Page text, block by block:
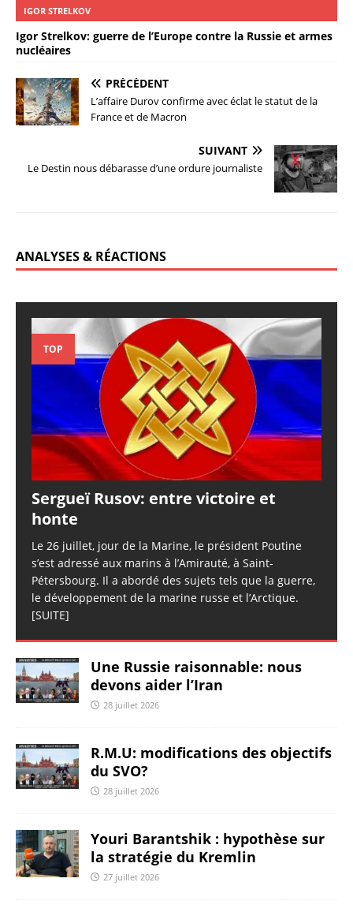
IGOR STRELKOV
Igor Strelkov: guerre de l’Europe contre la Russie et armes
nucléaires
PRÉCÉDENT
L’affaire Durov confirme avec éclat le statut de la
France et de Macron
SUIVANT
Le Destin nous débarasse d’une ordure journaliste
ANALYSES & RÉACTIONS
TOP
Sergueï Rusov: entre victoire et
honte
Le 26 juillet, jour de la Marine, le président Poutine
s’est adressé aux marins à l’Amirauté, à Saint-
Pétersbourg. Il a abordé des sujets tels que la guerre,
le développement de la marine russe et l’Arctique.
[SUITE]
Une Russie raisonnable: nous
devons aider l’Iran
28 juillet 2026
R.M.U: modifications des objectifs
du SVO?
28 juillet 2026
Youri Barantshik : hypothèse sur
la stratégie du Kremlin
27 juillet 2026